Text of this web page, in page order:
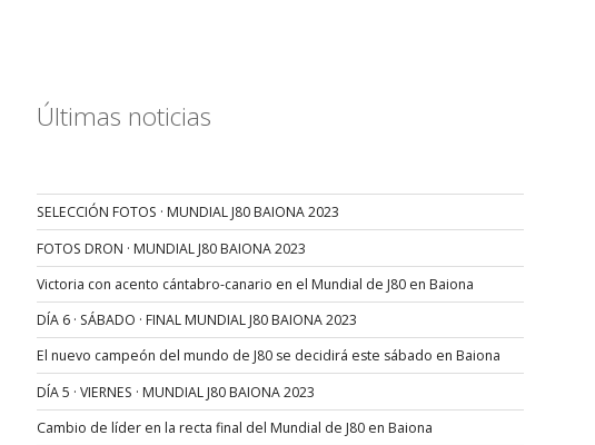
Últimas noticias
SELECCIÓN FOTOS · MUNDIAL J80 BAIONA 2023
FOTOS DRON · MUNDIAL J80 BAIONA 2023
Victoria con acento cántabro-canario en el Mundial de J80 en Baiona
DÍA 6 · SÁBADO · FINAL MUNDIAL J80 BAIONA 2023
El nuevo campeón del mundo de J80 se decidirá este sábado en Baiona
DÍA 5 · VIERNES · MUNDIAL J80 BAIONA 2023
Cambio de líder en la recta final del Mundial de J80 en Baiona